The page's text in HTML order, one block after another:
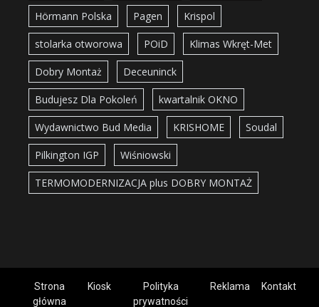
Hörmann Polska Pagen Krispol
stolarka otworowa POiD Klimas Wkręt-Met
Dobry Montaż Deceuninck
Budujesz Dla Pokoleń kwartalnik OKNO
Wydawnictwo Bud Media KRISHOME Soudal
Pilkington IGP Wiśniowski
TERMOMODERNIZACJA plus DOBRY MONTAŻ
Strona
główna
Kiosk
Polityka
prywatności
Reklama Kontakt